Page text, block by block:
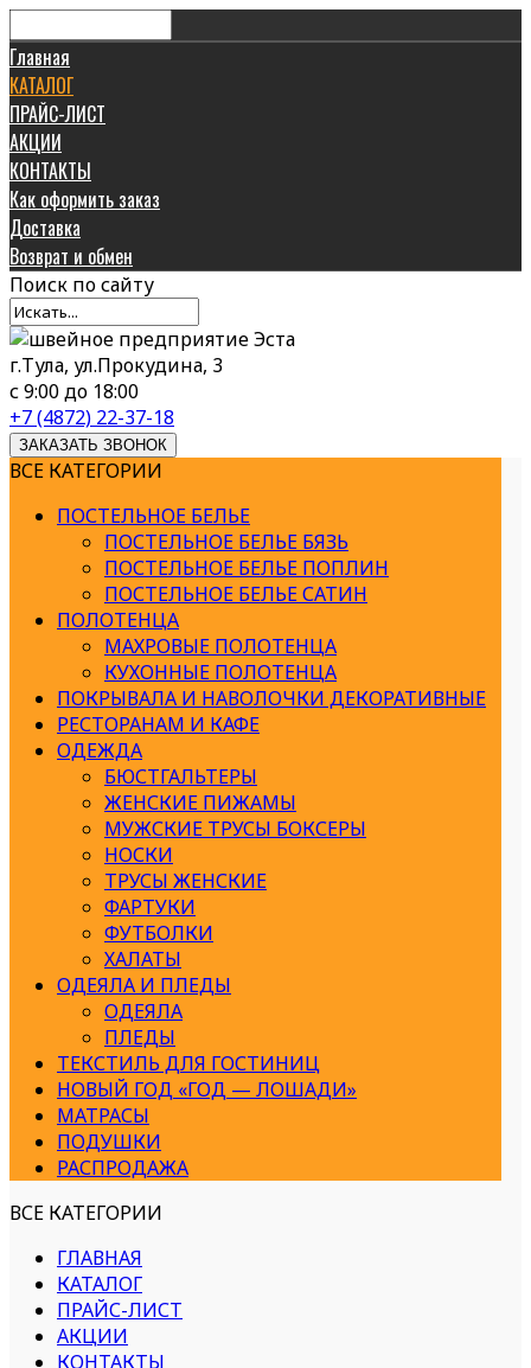
Главная
КАТАЛОГ
ПРАЙС-ЛИСТ
АКЦИИ
КОНТАКТЫ
Как оформить заказ
Доставка
Возврат и обмен
Поиск по сайту
г.Тула, ул.Прокудина, 3
с 9:00 до 18:00
+7 (4872) 22-37-18
ЗАКАЗАТЬ ЗВОНОК
ВСЕ КАТЕГОРИИ
ПОСТЕЛЬНОЕ БЕЛЬЕ
ПОСТЕЛЬНОЕ БЕЛЬЕ БЯЗЬ
ПОСТЕЛЬНОЕ БЕЛЬЕ ПОПЛИН
ПОСТЕЛЬНОЕ БЕЛЬЕ САТИН
ПОЛОТЕНЦА
МАХРОВЫЕ ПОЛОТЕНЦА
КУХОННЫЕ ПОЛОТЕНЦА
ПОКРЫВАЛА И НАВОЛОЧКИ ДЕКОРАТИВНЫЕ
РЕСТОРАНАМ И КАФЕ
ОДЕЖДА
БЮСТГАЛЬТЕРЫ
ЖЕНСКИЕ ПИЖАМЫ
МУЖСКИЕ ТРУСЫ БОКСЕРЫ
НОСКИ
ТРУСЫ ЖЕНСКИЕ
ФАРТУКИ
ФУТБОЛКИ
ХАЛАТЫ
ОДЕЯЛА И ПЛЕДЫ
ОДЕЯЛА
ПЛЕДЫ
ТЕКСТИЛЬ ДЛЯ ГОСТИНИЦ
НОВЫЙ ГОД «ГОД — ЛОШАДИ»
МАТРАСЫ
ПОДУШКИ
РАСПРОДАЖА
ВСЕ КАТЕГОРИИ
ГЛАВНАЯ
КАТАЛОГ
ПРАЙС-ЛИСТ
АКЦИИ
КОНТАКТЫ